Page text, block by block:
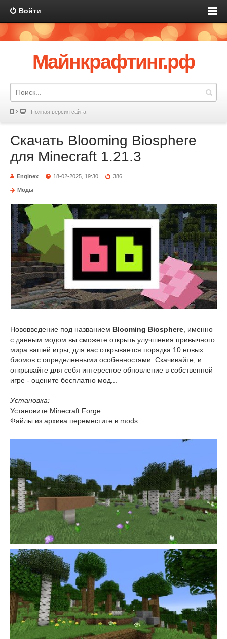
Войти
Майнкрафтинг.рф
Полная версия сайта
Скачать Blooming Biosphere
для Minecraft 1.21.3
Enginex 18-02-2025, 19:30 386
Моды
Нововведение под названием Blooming Biosphere , именно
с данным модом вы сможете открыть улучшения привычного
мира вашей игры, для вас открывается порядка 10 новых
биомов с определенными особенностями. Скачивайте, и
открывайте для себя интересное обновление в собственной
игре - оцените бесплатно мод...
Установка:
Установите Minecraft Forge
Файлы из архива переместите в mods